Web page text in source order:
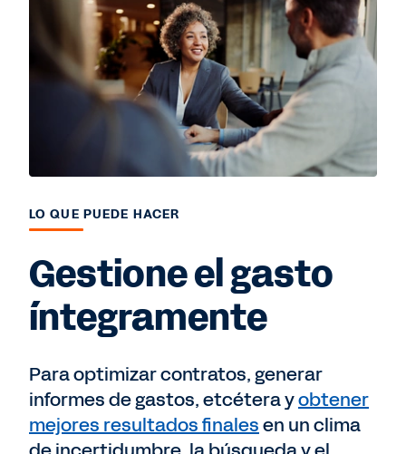
LO QUE PUEDE HACER
Gestione el gasto
íntegramente
Para optimizar contratos, generar
informes de gastos, etcétera yobtener
mejores resultados finalesen un clima